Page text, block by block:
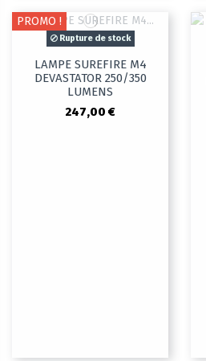
PROMO !
Rupture de stock
LAMPE SUREFIRE M4
DEVASTATOR 250/350
LUMENS
247,00 €